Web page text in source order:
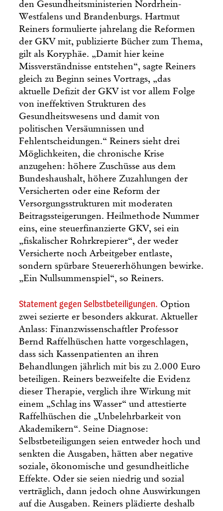
den Gesundheitsministerien Nordrhein-
Westfalens und Brandenburgs. Hartmut
Reiners formulierte jahrelang die Reformen
der GKV mit, publizierte Bücher zum Thema,
gilt als Koryphäe. „Damit hier keine
Missverständnisse entstehen“, sagte Reiners
gleich zu Beginn seines Vortrags, „das
aktuelle Defizit der GKV ist vor allem Folge
von ineffektiven Strukturen des
Gesundheitswesens und damit von
politischen Versäumnissen und
Fehlentscheidungen.“ Reiners sieht drei
Möglichkeiten, die chronische Krise
anzugehen: höhere Zuschüsse aus dem
Bundeshaushalt, höhere Zuzahlungen der
Versicherten oder eine Reform der
Versorgungsstrukturen mit moderaten
Beitragssteigerungen. Heilmethode Nummer
eins, eine steuerfinanzierte GKV, sei ein
„fiskalischer Rohrkrepierer“, der weder
Versicherte noch Arbeitgeber entlaste,
sondern spürbare Steuererhöhungen bewirke.
„Ein Nullsummenspiel“, so Reiners.
Statement gegen Selbstbeteiligungen. Option
zwei sezierte er besonders akkurat. Aktueller
Anlass: Finanzwissenschaftler Professor
Bernd Raffelhüschen hatte vorgeschlagen,
dass sich Kassenpatienten an ihren
Behandlungen jährlich mit bis zu 2.000 Euro
beteiligen. Reiners bezweifelte die Evidenz
dieser Therapie, verglich ihre Wirkung mit
einem „Schlag ins Wasser“ und attestierte
Raffelhüschen die „Unbelehrbarkeit von
Akademikern“. Seine Diagnose:
Selbstbeteiligungen seien entweder hoch und
senkten die Ausgaben, hätten aber negative
soziale, ökonomische und gesundheitliche
Effekte. Oder sie seien niedrig und sozial
verträglich, dann jedoch ohne Auswirkungen
auf die Ausgaben. Reiners plädierte deshalb